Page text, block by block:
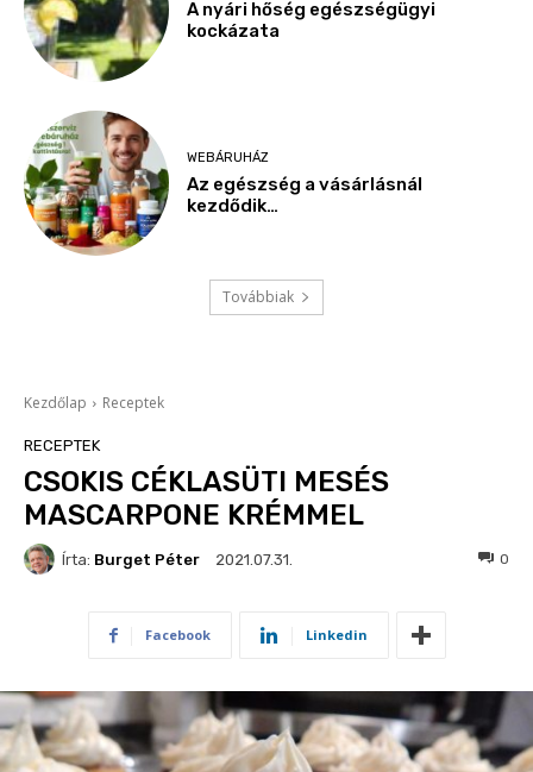
A nyári hőség egészségügyi
kockázata
WEBÁRUHÁZ
Az egészség a vásárlásnál
kezdődik…
Továbbiak